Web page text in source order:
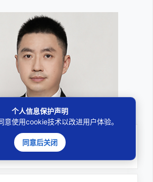
邓杰律师
专业
深耕厚积聚焦专注
个人信息保护声明
意使用cookie技术以改进用户体验。
同意后关闭